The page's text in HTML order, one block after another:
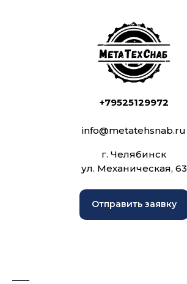
+79525129972
info@metatehsnab.ru
г. Челябинск
ул. Механическая, 63
Отправить заявку